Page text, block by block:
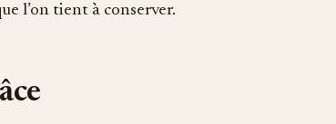
l’on tient à conserver.